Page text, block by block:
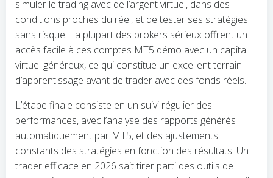
simuler le trading avec de l’argent virtuel, dans des
conditions proches du réel, et de tester ses stratégies
sans risque. La plupart des brokers sérieux offrent un
accès facile à ces comptes MT5 démo avec un capital
virtuel généreux, ce qui constitue un excellent terrain
d’apprentissage avant de trader avec des fonds réels.
L’étape finale consiste en un suivi régulier des
performances, avec l’analyse des rapports générés
automatiquement par MT5, et des ajustements
constants des stratégies en fonction des résultats. Un
trader efficace en 2026 sait tirer parti des outils de